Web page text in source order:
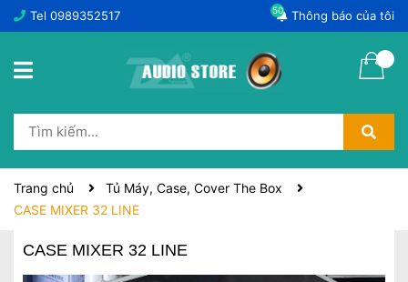
Tel 0989352517 Thông báo của tôi
50
Trang chủ
Tủ Máy, Case, Cover The Box
CASE MIXER 32 LINE
CASE MIXER 32 LINE